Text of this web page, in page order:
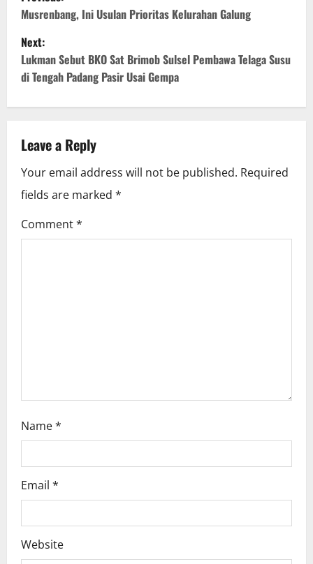
o
s
t
n
a
v
i
g
Musrenbang, Ini Usulan Prioritas Kelurahan Galung
Next:
Lukman Sebut BKO Sat Brimob Sulsel Pembawa Telaga Susu
di Tengah Padang Pasir Usai Gempa
Leave a Reply
Your email address will not be published. Required
fields are marked *
Comment*
Name*
Email *
Website